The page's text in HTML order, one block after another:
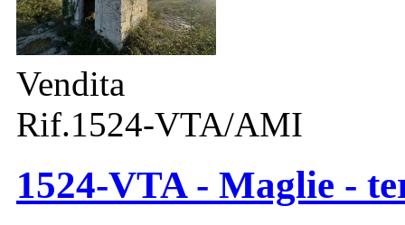
Vendita
Rif.1524-VTA/AMI
1524-VTA - Maglie -